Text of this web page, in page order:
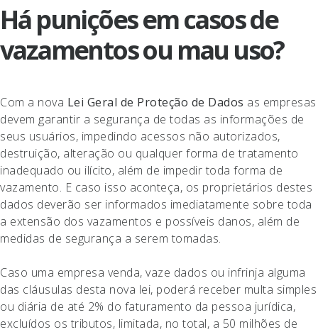
Há punições em casos de
vazamentos ou mau uso?
Com a nova Lei Geral de Proteção de Dados as empresas
devem garantir a segurança de todas as informações de
seus usuários, impedindo acessos não autorizados,
destruição, alteração ou qualquer forma de tratamento
inadequado ou ilícito, além de impedir toda forma de
vazamento. E caso isso aconteça, os proprietários destes
dados deverão ser informados imediatamente sobre toda
a extensão dos vazamentos e possíveis danos, além de
medidas de segurança a serem tomadas.
Caso uma empresa venda, vaze dados ou infrinja alguma
das cláusulas desta nova lei, poderá receber multa simples
ou diária de até 2% do faturamento da pessoa jurídica,
excluídos os tributos, limitada, no total, a 50 milhões de